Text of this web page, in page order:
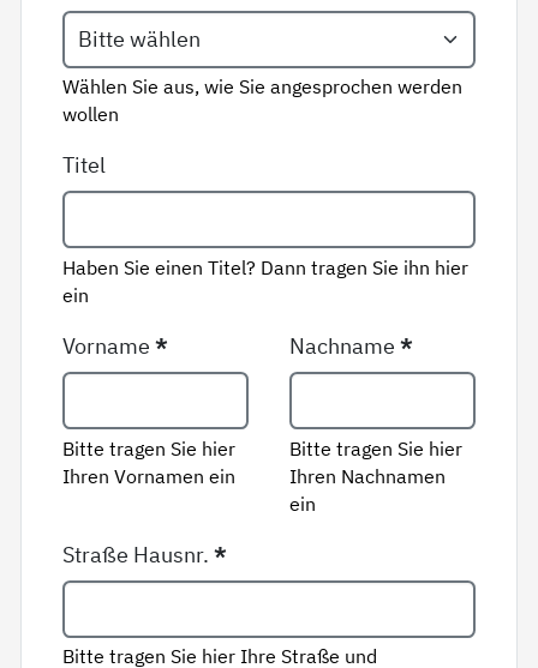
Wählen Sie aus, wie Sie angesprochen werden
wollen
Titel
Haben Sie einen Titel? Dann tragen Sie ihn hier
ein
Vorname*
Bitte tragen Sie hier
Ihren Vornamen ein
Nachname*
Bitte tragen Sie hier
Ihren Nachnamen
ein
Straße Hausnr.*
Bitte tragen Sie hier Ihre Straße und